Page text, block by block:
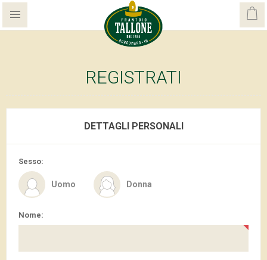
REGISTRATI
DETTAGLI PERSONALI
Sesso:
Uomo Donna
Nome: